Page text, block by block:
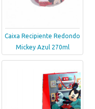
Caixa Recipiente Redondo
Mickey Azul 270ml